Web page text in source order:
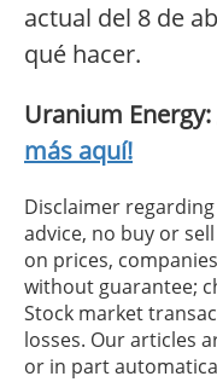
actual del 8 de
qué hacer.
Uranium
más aquí!
Disclaimer
advice, no buy or
on prices,
without guarantee;
Stock market
losses. Our articles
or in part